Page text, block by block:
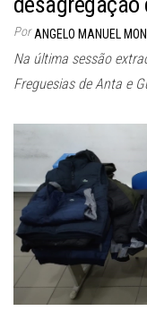
Por ANGELO MANUEL
Na última sessão
Freguesias de Anta e